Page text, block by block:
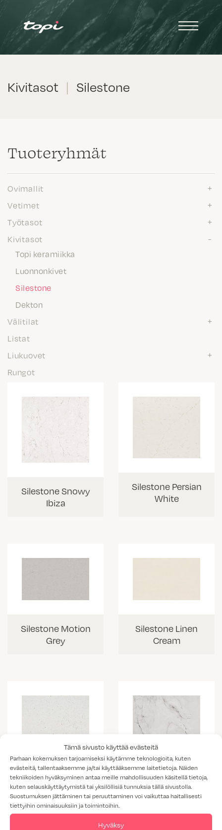
Tämä sivusto käyttää evästeitä
Parhaan kokemuksen tarjoamiseksi käytämme teknologioita, kuten
evästeitä, tallentaaksemme ja/tai käyttääksemme laitetietoja. Näiden
tekniikoiden hyväksyminen antaa meille mahdollisuuden käsitellä tietoja,
kuten selauskäyttäytymistä tai yksilöllisiä tunnuksia tällä sivustolla.
Suostumuksen jättäminen tai peruuttaminen voi vaikuttaa haitallisesti
tiettyihin ominaisuuksiin ja toimintoihin.
Hyväksy
Kivitasot | Silestone
Tuote­ryhmät
Ovimallit
Vetimet
Työtasot
Kivitasot
Topi keramiikka
Luonnonkivet
Silestone
Dekton
Välitilat
Listat
Liukuovet
Rungot
Silestone Snowy
Ibiza
Silestone Persian
White
Silestone Motion
Grey
Silestone Linen
Cream
Silestone Lime
Delight
Silestone